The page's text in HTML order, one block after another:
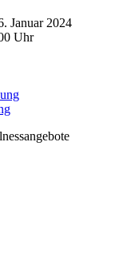
Januar 2024
Uhr